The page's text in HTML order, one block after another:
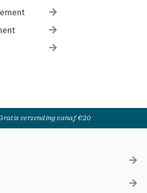
verzending vanaf €20